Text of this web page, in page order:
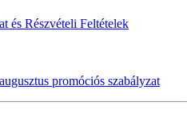
és Részvételi Feltételek
promóciós szabályzat